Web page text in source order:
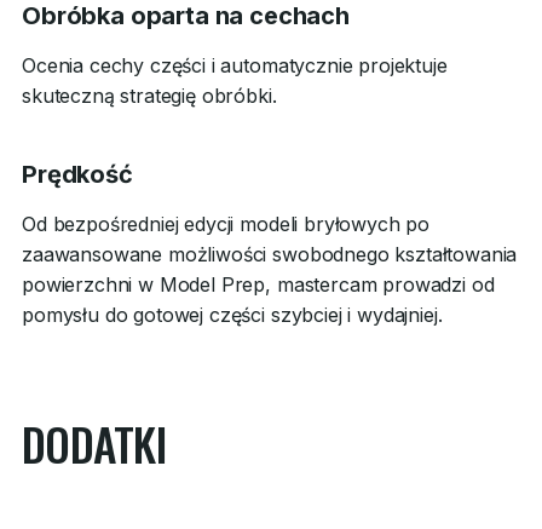
Obróbka oparta na cechach
Ocenia cechy części i automatycznie projektuje
skuteczną strategię obróbki.
Prędkość
Od bezpośredniej edycji modeli bryłowych po
zaawansowane możliwości swobodnego kształtowania
powierzchni w Model Prep, mastercam prowadzi od
pomysłu do gotowej części szybciej i wydajniej.
DODATKI